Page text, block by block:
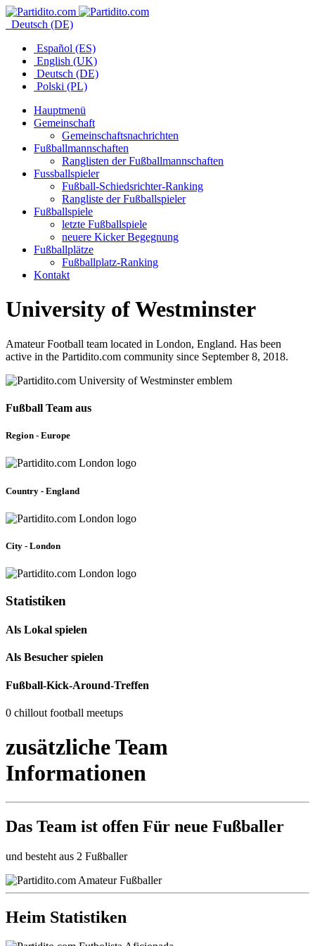
Deutsch (DE)
Español (ES)
English (UK)
Deutsch (DE)
Polski (PL)
Hauptmenü
Gemeinschaft
Gemeinschaftsnachrichten
Fußballmannschaften
Ranglisten der Fußballmannschaften
Fussballspieler
Fußball-Schiedsrichter-Ranking
Rangliste der Fußballspieler
Fußballspiele
letzte Fußballspiele
neuere Kicker Begegnung
Fußballplätze
Fußballplatz-Ranking
Kontakt
University of Westminster
Amateur Football team located in London, England. Has been
active in the Partidito.com community since September 8, 2018.
Fußball Team aus
Region - Europe
Country - England
City - London
Statistiken
Als Lokal spielen
Als Besucher spielen
Fußball-Kick-Around-Treffen
0 chillout football meetups
zusätzliche Team
Informationen
Das Team ist offen Für neue Fußballer
und besteht aus 2 Fußballer
Heim Statistiken